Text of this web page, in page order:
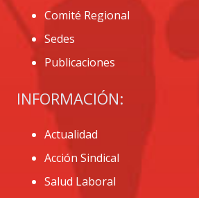
Comité Regional
Sedes
Publicaciones
INFORMACIÓN:
Actualidad
Acción Sindical
Salud Laboral